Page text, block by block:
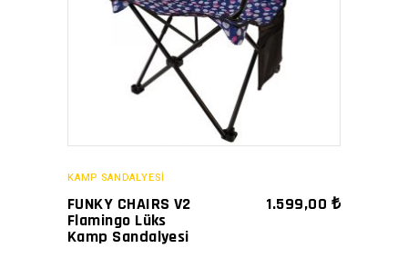
SATIN AL
KAMP SANDALYESİ
FUNKY CHAIRS V2
Flamingo Lüks
Kamp Sandalyesi
1.599,00 ₺